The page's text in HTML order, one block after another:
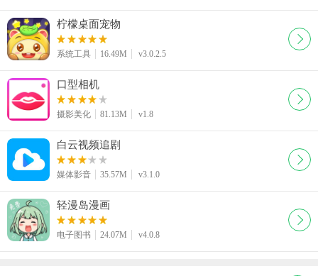
柠檬桌面宠物
系统工具 16.49M v3.0.2.5
口型相机
摄影美化 81.13M v1.8
白云视频追剧
媒体影音 35.57M v3.1.0
轻漫岛漫画
电子图书 24.07M v4.0.8